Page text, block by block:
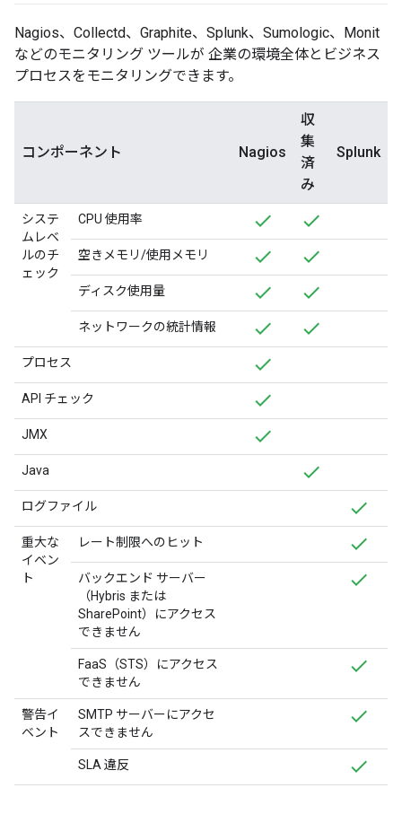
Nagios、Collectd、Graphite、Splunk、Sumologic、Monit
などのモニタリング ツールが 企業の環境全体とビジネス
プロセスをモニタリングできます。
コンポーネント Nagios
収
集
済
み
Splunk
システ
ムレベ
ルのチ
ェック
CPU 使用率
空きメモリ/使用メモリ
ディスク使用量
ネットワークの統計情報
プロセス
API チェック
JMX
Java
ログファイル
重大な
イベン
ト
レート制限へのヒット
バックエンド サーバー
（Hybris または
SharePoint）にアクセス
できません
FaaS（STS）にアクセス
できません
警告イ
ベント
SMTP サーバーにアクセ
スできません
SLA 違反